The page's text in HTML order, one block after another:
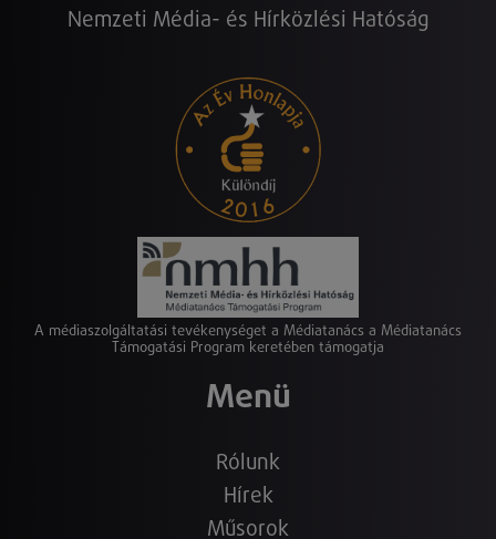
Nemzeti Média- és Hírközlési Hatóság
A médiaszolgáltatási tevékenységet a Médiatanács a Médiatanács
Támogatási Program keretében támogatja
Menü
Rólunk
Hírek
Műsorok